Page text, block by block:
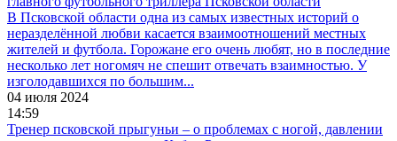
В Псковской области одна из самых известных историй о
неразделённой любви касается взаимоотношений местных
жителей и футбола. Горожане его очень любят, но в последние
несколько лет ногомяч не спешит отвечать взаимностью. У
изголодавшихся по большим...
04 июля 2024
14:59
Тренер псковской прыгуньи – о проблемах с ногой, давлении